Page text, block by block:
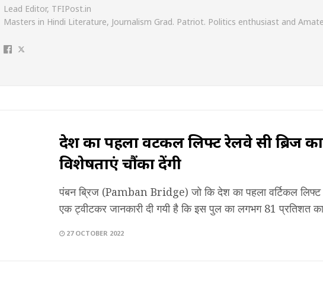
Lead Editor, TFIPost.in
Masters in Hindi Literature, Journalism Grad. Patriot. Politics enthusiast and
देश का पहला वर्टिकल लिफ्ट रेलवे सी ब्रिज
विशेषताएं चौंका देंगी
पंबन ब्रिज (Pamban Bridge) जो कि देश का पहला वर्टिकल
एक ट्वीटकर जानकारी दी गयी है कि इस पुल का लगभग 81 प्रतिशत
27 OCTOBER 2022